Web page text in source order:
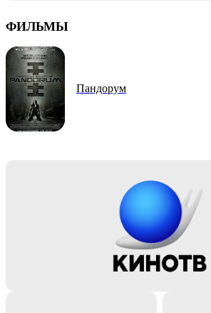
ФИЛЬМЫ
Пандорум